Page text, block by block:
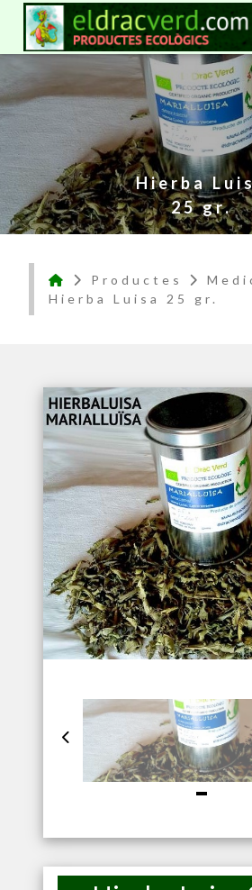
Hierba
25 gr.
Productes
Hierba Luisa 25 gr.